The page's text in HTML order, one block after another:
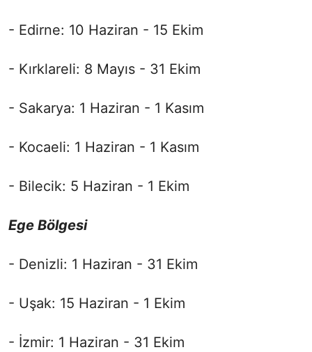
- Edirne: 10 Haziran - 15 Ekim
- Kırklareli: 8 Mayıs - 31 Ekim
- Sakarya: 1 Haziran - 1 Kasım
- Kocaeli: 1 Haziran - 1 Kasım
- Bilecik: 5 Haziran - 1 Ekim
Ege Bölgesi
- Denizli: 1 Haziran - 31 Ekim
- Uşak: 15 Haziran - 1 Ekim
- İzmir: 1 Haziran - 31 Ekim